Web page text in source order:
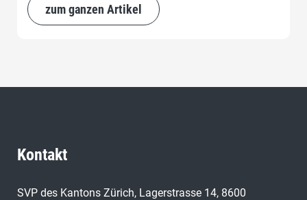
zum ganzen Artikel
Kontakt
SVP des Kantons Zürich, Lagerstrasse 14, 8600